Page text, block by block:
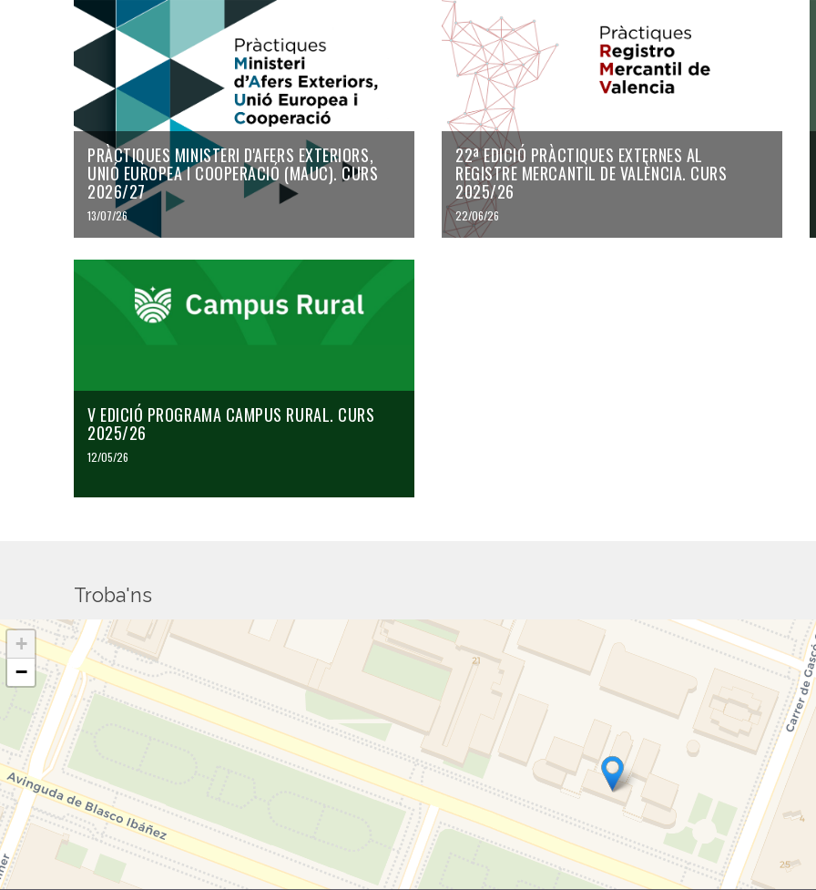
PRÀCTIQUES MINISTERI D'AFERS EXTERIORS,
UNIÓ EUROPEA I COOPERACIÓ (MAUC). CURS
2026/27
13/07/26
22ª EDICIÓ PRÀCTIQUES EXTERNES AL
REGISTRE MERCANTIL DE VALÈNCIA. CURS
2025/26
22/06/26
V EDICIÓ PROGRAMA CAMPUS RURAL. CURS
2025/26
12/05/26
Troba'ns
+
−